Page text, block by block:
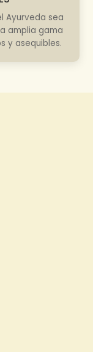
Ayurveda sea
amplia gama
y asequibles.